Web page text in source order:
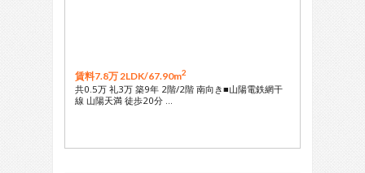
賃料7.8万 2LDK/67.90m2
共0.5万 礼3万 築9年 2階/2階 南向き■山陽電鉄網干
線 山陽天満 徒歩20分 …